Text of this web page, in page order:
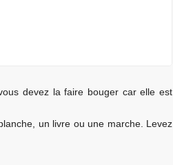
devez la faire bouger car elle est
un livre ou une marche. Levez